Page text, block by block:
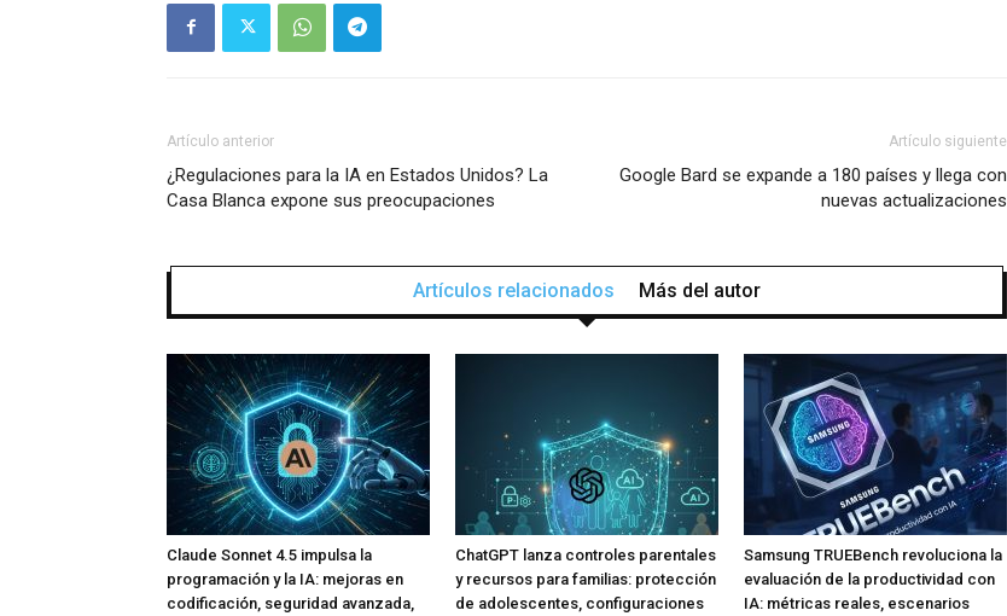
Artículo anterior
¿Regulaciones para la IA en Estados Unidos? La
Casa Blanca expone sus preocupaciones
Artículo siguiente
Google Bard se expande a 180 países y llega con
nuevas actualizaciones
Artículos relacionados Más del autor
Claude Sonnet 4.5 impulsa la
programación y la IA: mejoras en
codificación, seguridad avanzada,
ChatGPT lanza controles parentales
y recursos para familias: protección
de adolescentes, configuraciones
Samsung TRUEBench revoluciona la
evaluación de la productividad con
IA: métricas reales, escenarios